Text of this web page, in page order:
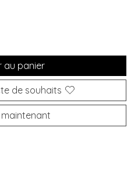
au panier
de souhaits